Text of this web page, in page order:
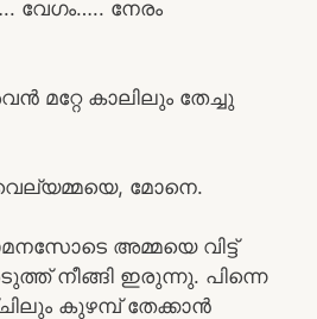
നേരം
മറ്റേ കാലിലും തേച്ചു
മോനെ.
അമ്മയെ വിട്ട്
നീങ്ങി ഇരുന്നു. പിന്നെ
കുഴമ്പ് തേക്കാൻ